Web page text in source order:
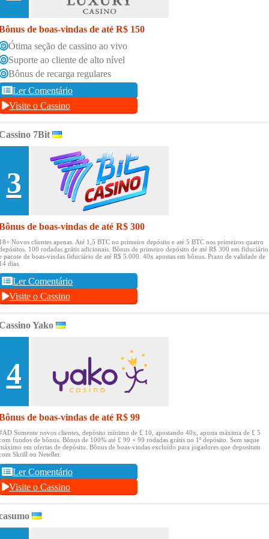
de boas-vindas de até R$ 150
Ótima seção de cassino ao vivo
Suporte ao cliente de alto nível
Bônus de recarga regulares
Ler Comentário
Visite o Cassino
7Bit
3
de boas-vindas de até R$ 300
Novos clientes apenas. Até 1,5 BTC no primeiro depósito e até 5 BTC nos primeiros quatro
100 rodadas grátis adicionais. Bônus de primeiro depósito de até R$ 300 em fiduciário
pacote de boas-vindas fiduciário de até R$ 5.000. 40x apostas em bônus. Prazo de validade de
dias.
Ler Comentário
Visite o Cassino
Yako
4
de boas-vindas de até R$ 99
Somente novos clientes, depósito mínimo de £ 10, apostando 40x, aposta máxima de £ 5
fundos de bônus. Bônus de 100% até £ 99 + 99 rodadas grátis no 1º depósito. Sem saque
em ofertas de depósito. Bônus de boas-vindas excluído para jogadores que depositam
Skrill ou Neteller.
Ler Comentário
Visite o Cassino